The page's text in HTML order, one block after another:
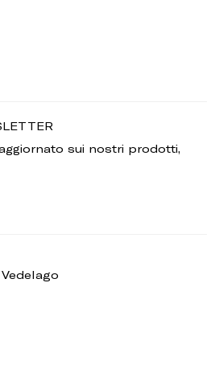
sui nostri prodotti,